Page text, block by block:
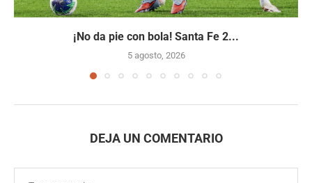
¡No da pie con bola! Santa Fe 2...
5 agosto, 2026
DEJA UN COMENTARIO